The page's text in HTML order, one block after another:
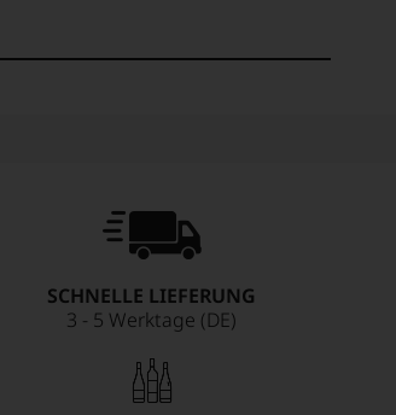
SCHNELLE LIEFERUNG
3 - 5 Werktage (DE)